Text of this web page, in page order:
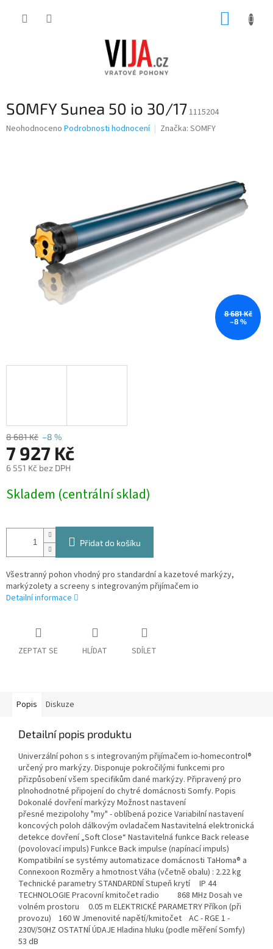
SOMFY Sunea 50 io 30/171115204
Průměrné
Neohodnoceno Podrobnosti hodnocení Značka: SOMFY
8 681 Kč
–8 %
8 681 Kč –8 %
7 927 Kč
6 551 Kč bez DPH
cena:
Skladem (centrální sklad)
Přidat do košíku
Všestranný pohon vhodný pro standardní a kazetové markýzy,
markýzolety a screeny s integrovaným přijímačem io
Detailní informace
ZEPTAT SE HLÍDAT SDÍLET
Popis Diskuze
Detailní popis produktu
Univerzální pohon s s integrovaným přijímačem io-homecontrol®
určený pro markýzy. Disponuje pokročilými funkcemi pro
přizpůsobení všem specifikům dané markýzy. Připravený pro
plnohodnotné připojení do chytré domácnosti Somfy. Popis
Dokonalé dovření markýzy Možnost nastavení
přesné mezipolohy "my" - oblíbená pozice Variabilní nastavení
koncových poloh dálkovým ovladačem Nastavitelná elektronická
detekce dovření „Soft Close“ Nastavitelná funkce Back release
(povolovací impuls) Funkce Back impulse (napínací impuls)
Kompatibilní se systémy automatizace domácnosti TaHoma® a
Connexoon Rozměry a hmotnost Váha (včetně obalu) : 2.22 kg
Technické parametry STANDARDNÍ Stupeň krytí IP 44
TECHNOLOGIE Pracovní kmitočet radio 868 MHz Dosah ve
volném prostoru 0.05 m ELEKTRICKÉ PARAMETRY Příkon (při
provozu) 160 W Jmenovité napětí/kmitočet AC - RGE 1 -
230V/50HZ OSTATNÍ ÚDAJE Hladina hluku (podle měření Somfy)
53 dB